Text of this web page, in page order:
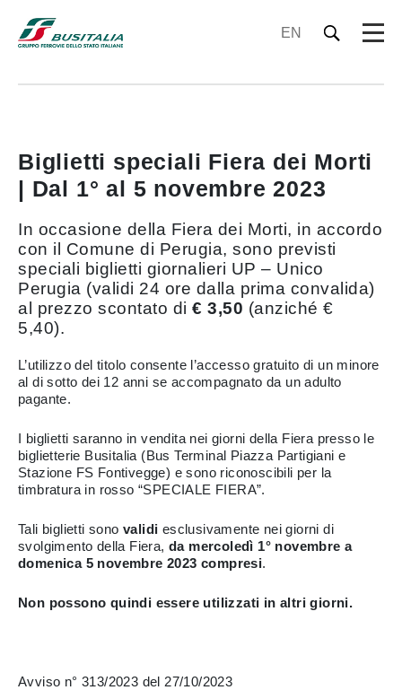
EN
Biglietti speciali Fiera dei Morti
| Dal 1° al 5 novembre 2023
In occasione della Fiera dei Morti, in accordo
con il Comune di Perugia, sono previsti
speciali biglietti giornalieri UP – Unico
Perugia (validi 24 ore dalla prima convalida)
al prezzo scontato di € 3,50 (anziché €
5,40).
L’utilizzo del titolo consente l’accesso gratuito di un minore
al di sotto dei 12 anni se accompagnato da un adulto
pagante.
I biglietti saranno in vendita nei giorni della Fiera presso le
biglietterie Busitalia (Bus Terminal Piazza Partigiani e
Stazione FS Fontivegge) e sono riconoscibili per la
timbratura in rosso “SPECIALE FIERA”.
Tali biglietti sono validi esclusivamente nei giorni di
svolgimento della Fiera, da mercoledì 1° novembre a
domenica 5 novembre 2023 compresi.
Non possono quindi essere utilizzati in altri giorni.
Avviso n° 313/2023 del 27/10/2023